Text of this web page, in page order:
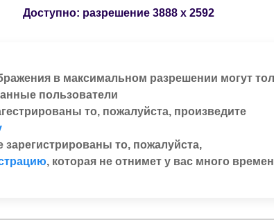
Доступно: разрешение 3888 x 2592
в максимальном разрешении могут
пользователи
то, пожалуйста, произведите
то, пожалуйста,
, которая не отнимет у вас много